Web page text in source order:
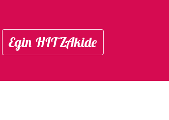
Egin HITZAkide